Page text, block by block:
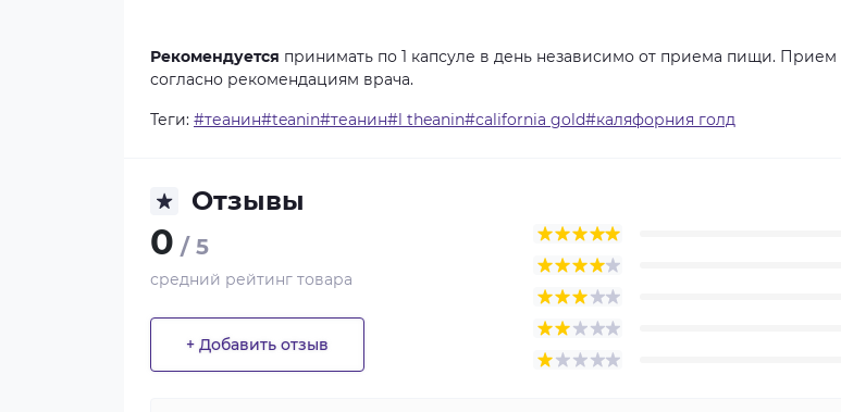
Рекомендуется принимать по 1 капсуле в день независимо от приема пищи. Прием
согласно рекомендациям врача.
Теги: #теанин#teanin#теанин#l theanin#california gold#каляфорния голд
Отзывы
0 / 5
средний рейтинг товара
+ Добавить отзыв